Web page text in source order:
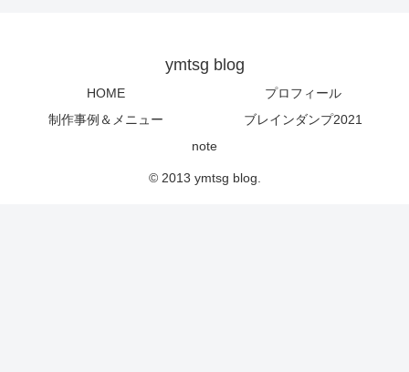
ymtsg blog
HOME
プロフィール
制作事例＆メニュー
ブレインダンプ2021
note
© 2013 ymtsg blog.